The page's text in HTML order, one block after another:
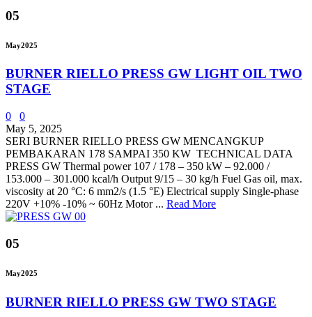
05
May2025
BURNER RIELLO PRESS GW LIGHT OIL TWO
STAGE
0
0
May 5, 2025
SERI BURNER RIELLO PRESS GW MENCANGKUP
PEMBAKARAN 178 SAMPAI 350 KW TECHNICAL DATA
PRESS GW Thermal power 107 / 178 – 350 kW – 92.000 /
153.000 – 301.000 kcal/h Output 9/15 – 30 kg/h Fuel Gas oil, max.
viscosity at 20 °C: 6 mm2/s (1.5 °E) Electrical supply Single-phase
220V +10% -10% ~ 60Hz Motor ... Read More
05
May2025
BURNER RIELLO PRESS GW TWO STAGE